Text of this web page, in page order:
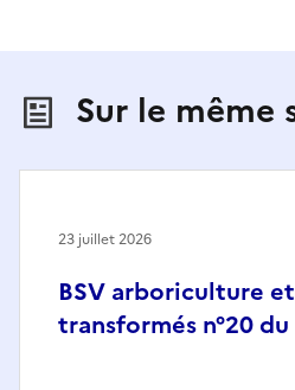
Sur le même
BSV arboriculture
transformés n°20
23 juillet 2026